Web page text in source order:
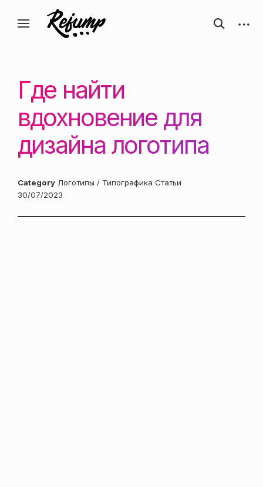
содержанию
Искусство, дизайн, вдохновение —
ReJump.ru
Блог о творчестве
открыть
форму
Где найти
вдохновение для
дизайна логотипа
Category Логотипы / Типографика Статьи
30/07/2023